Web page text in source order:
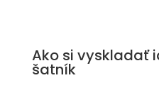
Ako si vyskladať
šatník